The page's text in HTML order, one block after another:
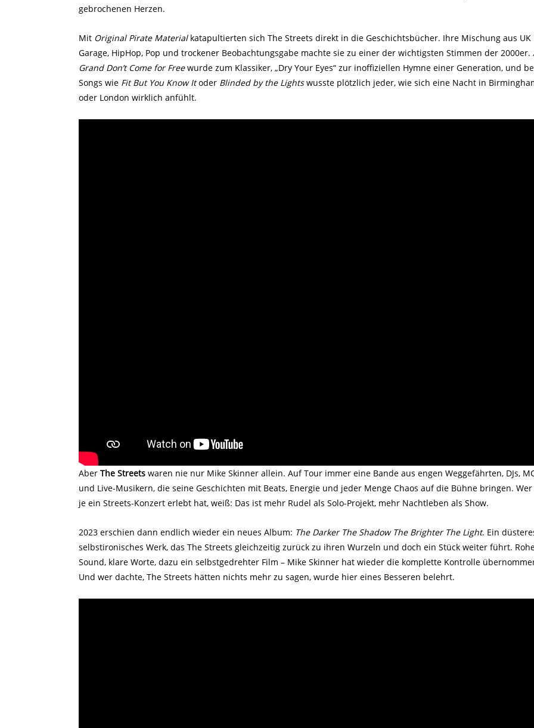
gebrochenen Herzen.
Mit Original Pirate Materialkatapultierten sich The Streets direkt in die Geschichtsbücher. Ihre Mischung aus UK
Garage, HipHop, Pop und trockener Beobachtungsgabe machte sie zu einer der wichtigsten Stimmen der 2000er.
Grand Don’t Come for Freewurde zum Klassiker, „Dry Your Eyes“ zur inoffiziellen Hymne einer Generation, und
Songs wie Fit But You Know Itoder Blinded by the Lightswusste plötzlich jeder, wie sich eine Nacht in
oder London wirklich anfühlt.
Aber The Streets waren nie nur Mike Skinner allein. Auf Tour immer eine Bande aus engen Weggefährten, DJs,
und Live-Musikern, die seine Geschichten mit Beats, Energie und jeder Menge Chaos auf die Bühne bringen. Wer
je ein Streets-Konzert erlebt hat, weiß: Das ist mehr Rudel als Solo-Projekt, mehr Nachtleben als Show.
2023 erschien dann endlich wieder ein neues Album: The Darker The Shadow The Brighter The Light. Ein
selbstironisches Werk, das The Streets gleichzeitig zurück zu ihren Wurzeln und doch ein Stück weiter führt.
Sound, klare Worte, dazu ein selbstgedrehter Film – Mike Skinner hat wieder die komplette Kontrolle
Und wer dachte, The Streets hätten nichts mehr zu sagen, wurde hier eines Besseren belehrt.